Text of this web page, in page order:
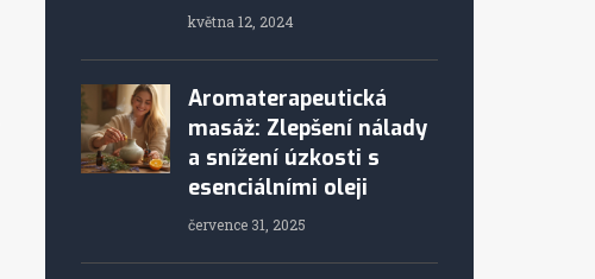
května 12, 2024
Aromaterapeutická
masáž: Zlepšení nálady
a snížení úzkosti s
esenciálními oleji
července 31, 2025